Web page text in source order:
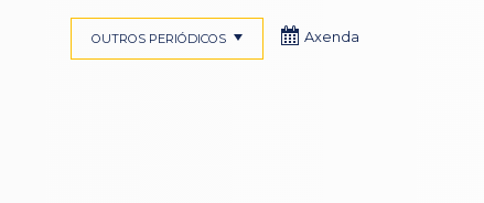
OUTROS PERIÓDICOS Axenda